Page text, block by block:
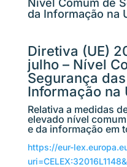
Nível Comum de
da Informação na
Diretiva (UE)
julho – Nível
Segurança
Informação na
Relativa a medidas
elevado nível
e da informação em
https://eur-